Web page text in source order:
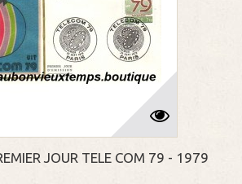
JOUR TELE COM 79 - 1979